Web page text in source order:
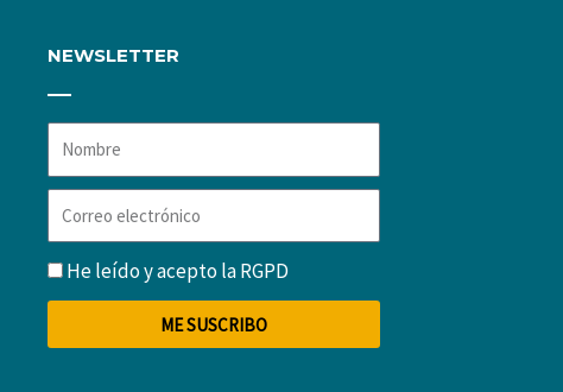
NEWSLETTER
Nombre
Correo
electrónico
RGPDHe leído y acepto laRGPD
ME SUSCRIBO